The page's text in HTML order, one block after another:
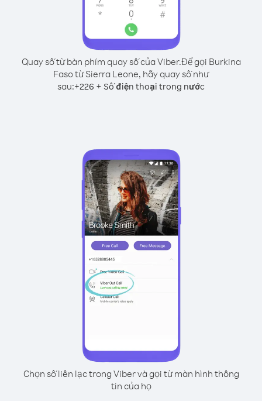
Quay số từ bàn phím quay số của Viber.Để gọi Burkina
Faso từ Sierra Leone, hãy quay số như
sau:+226 + Số điện thoại trong nước
Chọn số liên lạc trong Viber và gọi từ màn hình thông
tin của họ